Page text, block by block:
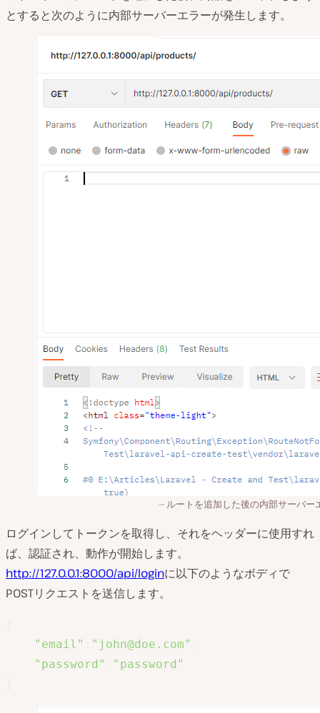
とすると次のように内部サーバーエラーが発生します。
ルートを追加した後の内部サーバー
ログインしてトークンを取得し、それをヘッダーに使用すれ
ば、認証され、動作が開始します。
http://127.0.0.1:8000/api/loginに以下のようなボディで
POSTリクエストを送信します。
"email"
"john@doe.com"
"password"
"password"